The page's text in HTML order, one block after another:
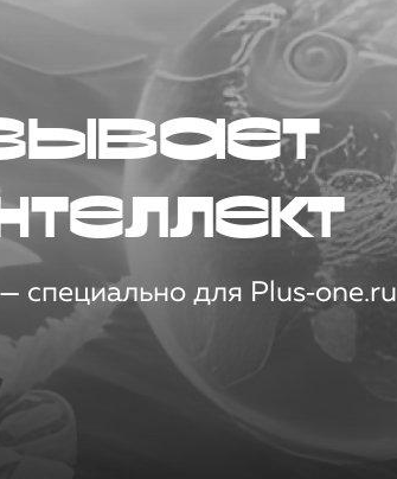
специально для Plus‑one.ru